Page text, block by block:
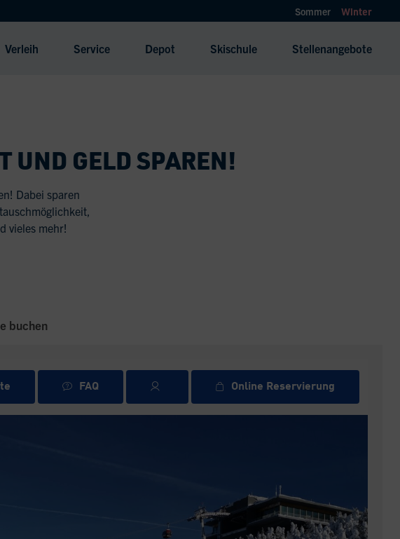
Sommer Winter
Verleih Service Depot Skischule Stellenangebote
UND GELD SPAREN!
Dabei sparen
vieles mehr!
buchen